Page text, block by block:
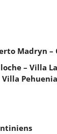
Madryn –
– Villa